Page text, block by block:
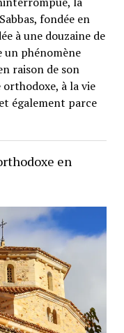
fondée en
à une douzaine de
un phénomène
raison de son
à la vie
également parce
en